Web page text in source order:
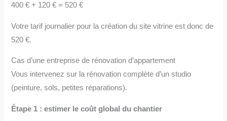
400 € + 120 € = 520 €
Votre tarif journalier pour la création du site vitrine est donc de
520 €.
Cas d’une entreprise de rénovation d’appartement
Vous intervenez sur la rénovation complète d’un studio
(peinture, sols, petites réparations).
Étape 1 : estimer le coût global du chantier